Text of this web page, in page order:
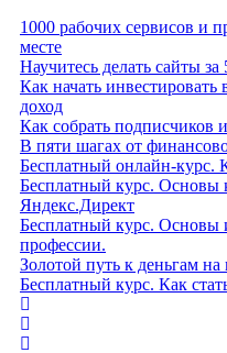
1000 рабочих сервисов и
месте
Научитесь делать сайты за
Как начать
доход
Как собрать подписчиков
В пяти шагах от
Бесплатный онлайн-курс.
Бесплатный курс. Основы
Яндекс.Директ
Бесплатный курс. Основы
профессии.
Золотой путь к деньгам на
Бесплатный курс. Как